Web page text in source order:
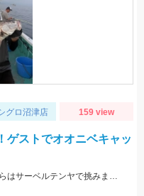
グロ沼津店 159 view
ゲストでオオニベキャッ
明るい内はジギングで挑戦。暗くなってからはサーベルテンヤで挑みました！！ この日は食いが渋いようでポツポツでしたが、F2～F3タチウオは結構な数がいる様子で今後に期待です！！